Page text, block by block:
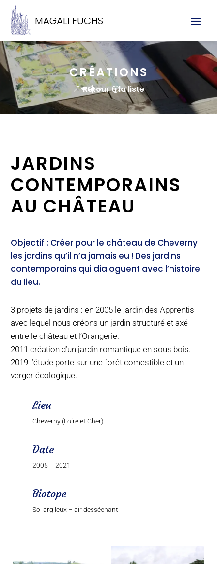
MAGALI FUCHS
CRÉATIONS
Retour à la liste
JARDINS
CONTEMPORAINS
AU CHÂTEAU
Objectif : Créer pour le château de Cheverny
les jardins qu’il n’a jamais eu ! Des jardins
contemporains qui dialoguent avec l’histoire
du lieu.
3 projets de jardins : en 2005 le jardin des Apprentis
avec lequel nous créons un jardin structuré et axé
entre le château et l’Orangerie.
2011 création d’un jardin romantique en sous bois.
2019 l’étude porte sur une forêt comestible et un
verger écologique.
Lieu
Cheverny (Loire et Cher)
Date
2005 – 2021
Biotope
Sol argileux – air desséchant